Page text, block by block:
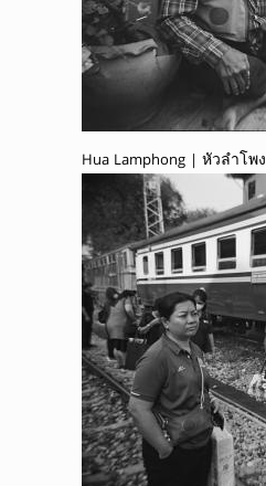
Hua Lamphong | หัวลำโพง